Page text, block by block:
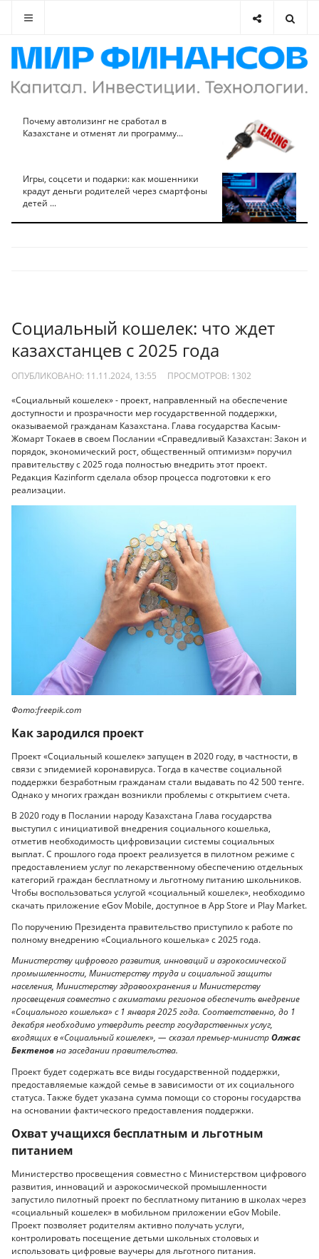
Почему автолизинг не сработал в
Казахстане и отменят ли программу...
Игры, соцсети и подарки: как мошенники
крадут деньги родителей через смартфоны
детей ...
Социальный кошелек: что ждет
казахстанцев с 2025 года
ОПУБЛИКОВАНО: 11.11.2024, 13:55 ПРОСМОТРОВ: 1302
«Социальный кошелек» - проект, направленный на обеспечение
доступности и прозрачности мер государственной поддержки,
оказываемой гражданам Казахстана. Глава государства Касым-
Жомарт Токаев в своем Послании «Cправедливый Казахстан: Закон и
порядок, экономический рост, общественный оптимизм» поручил
правительству с 2025 года полностью внедрить этот проект.
Редакция Kazinform сделала обзор процесса подготовки к его
реализации.
Фото:freepik.com
Как зародился проект
Проект «Социальный кошелек» запущен в 2020 году, в частности, в
связи с эпидемией коронавируса. Тогда в качестве социальной
поддержки безработным гражданам стали выдавать по 42 500 тенге.
Однако у многих граждан возникли проблемы с открытием счета.
В 2020 году в Послании народу Казахстана Глава государства
выступил с инициативой внедрения социального кошелька,
отметив необходимость цифровизации системы социальных
выплат. С прошлого года проект реализуется в пилотном режиме с
предоставлением услуг по лекарственному обеспечению отдельных
категорий граждан бесплатному и льготному питанию школьников.
Чтобы воспользоваться услугой «социальный кошелек», необходимо
скачать приложение eGov Mobile, доступное в App Store и Play Market.
По поручению Президента правительство приступило к работе по
полному внедрению «Социального кошелька» с 2025 года.
Министерству цифрового развития, инноваций и аэрокосмической
промышленности, Министерству труда и социальной защиты
населения, Министерству здравоохранения и Министерству
просвещения совместно с акиматами регионов обеспечить внедрение
«Социального кошелька» с 1 января 2025 года. Соответственно, до 1
декабря необходимо утвердить реестр государственных услуг,
входящих в «Социальный кошелек», — сказал премьер-министрОлжас
Бектеновна заседании правительства.
Проект будет содержать все виды государственной поддержки,
предоставляемые каждой семье в зависимости от их социального
статуса. Также будет указана сумма помощи со стороны государства
на основании фактического предоставления поддержки.
Охват учащихся бесплатным и льготным
питанием
Министерство просвещения совместно с Министерством цифрового
развития, инноваций и аэрокосмической промышленности
запустило пилотный проект по бесплатному питанию в школах через
«социальный кошелек» в мобильном приложении eGov Mobile.
Проект позволяет родителям активно получать услуги,
контролировать посещение детьми школьных столовых и
использовать цифровые ваучеры для льготного питания.